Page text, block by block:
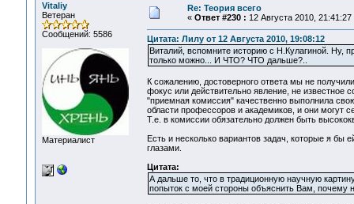
Vitaliy
Ветеран
Сообщений: 5586
Материалист
Re: Теория всего
« Ответ #230 : 12 Августа 2010, 21:41:27
Цитата: Лилу от 12 Августа 2010, 19:08:12
Виталий, вспомните историю с Н.Кулагиной. Ну,
только можно... И ЧТО? ЧТО дальше?..
К сожалению, достоверного ответа мы не
фокус или действительно явление, не
"приемная комиссия" качественно выполнила
области профессоров и академиков, и они
Т.е. в комиссии обязательно должен быть
Есть и несколько вариантов задач, которые я бы
глазами.
Цитата:
А дальше то, что в традиционную научную
попыток с моей стороны объяснить Вам, почему